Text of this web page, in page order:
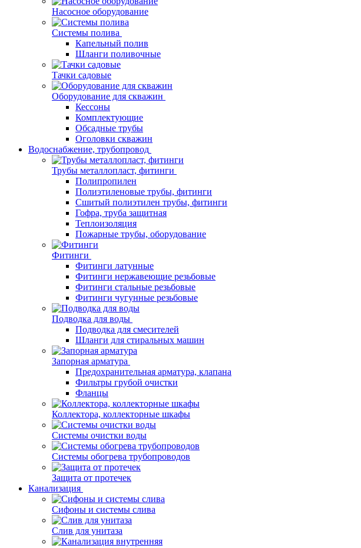
Насосное оборудование
Системы полива
Капельный полив
Шланги поливочные
Тачки садовые
Оборудование для скважин
Кессоны
Комплектующие
Обсадные трубы
Оголовки скважин
Водоснабжение, трубопровод
Трубы металлопласт, фитинги
Полипропилен
Полиэтиленовые трубы, фитинги
Сшитый полиэтилен трубы, фитинги
Гофра, труба защитная
Теплоизоляция
Пожарные трубы, оборудование
Фитинги
Фитинги латунные
Фитинги нержавеющие резьбовые
Фитинги стальные резьбовые
Фитинги чугунные резьбовые
Подводка для воды
Подводка для смесителей
Шланги для стиральных машин
Запорная арматура
Предохранительная арматура, клапана
Фильтры грубой очистки
Фланцы
Коллектора, коллекторные шкафы
Системы очистки воды
Системы обогрева трубопроводов
Защита от протечек
Канализация
Сифоны и системы слива
Слив для унитаза